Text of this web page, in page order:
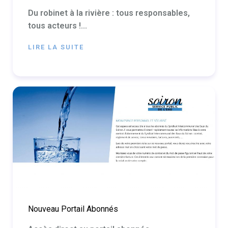
Du robinet à la rivière : tous responsables,
tous acteurs !...
LIRE LA SUITE
Nouveau Portail Abonnés